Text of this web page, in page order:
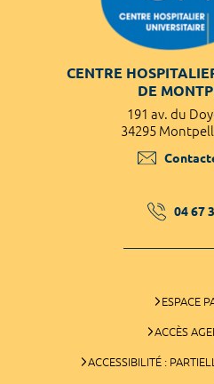
CENTRE
DE
191 av. du
34295
04 67
ESPACE
ACCÈS
ACCESSIBILITÉ :